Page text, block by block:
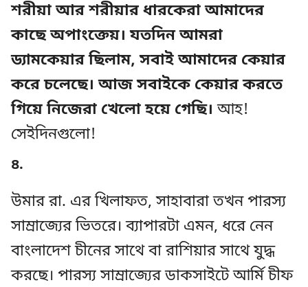
শরীয়া আর শরীয়ার ধারকেরা আমাদের
কাছে অপাংক্তেয়। যতদিন আমরা
ড্যামকেয়ার ছিলাম, সবাই আমাদের কেয়ার
করে চলেছে। আজ সবাইকে কেয়ার করতে
গিয়ে নিজেরা খেলো হয়ে গেছি।আহ!
সেইদিনগুলো!
৪.
উমার রা. এর খিলাফত, সাহাবারা তখন পারস্য
সাম্রাজ্যের ভিতরে। ব্যাপারটা এমন, ধরে নেন
বাংলাদেশ চীনের সাথে বা রাশিয়ার সাথে যুদ্ধ
করছে। পারস্য সাম্রাজ্যের ডাকসাইটে আর্মি চীফ